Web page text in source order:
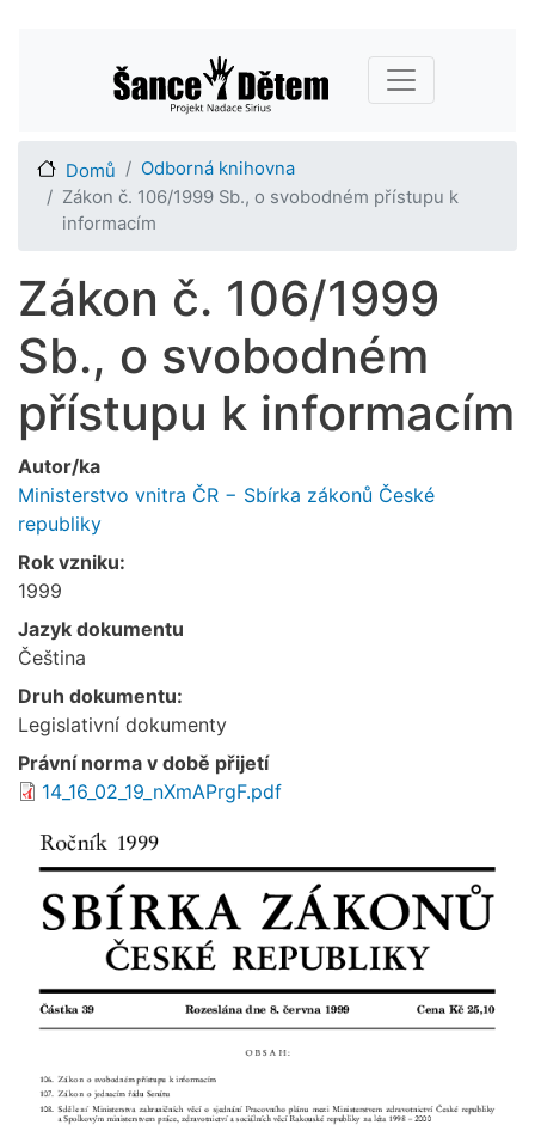
hlavnímu
obsahu
Main navigation
Domů
Odborná knihovna
Zákon č. 106/1999 Sb., o svobodném přístupu k
informacím
Zákon č. 106/1999
Sb., o svobodném
přístupu k informacím
Autor/ka
Ministerstvo vnitra ČR − Sbírka zákonů České
republiky
Rok vzniku:
1999
Jazyk dokumentu
Čeština
Druh dokumentu:
Legislativní dokumenty
Právní norma v době přijetí
14_16_02_19_nXmAPrgF.pdf